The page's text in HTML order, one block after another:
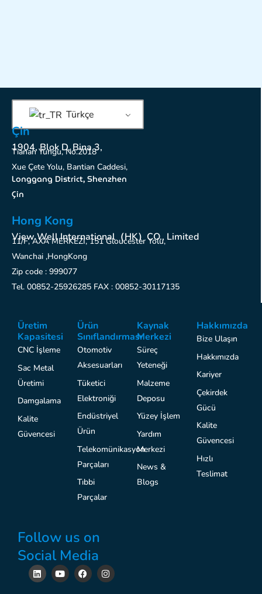
Türkçe
Çin
1904, Blok D, Bina 3,
Tianan Yungu, No.2018
Xue Çete Yolu, Bantian Caddesi,
Longgang District, Shenzhen
Çin
Hong Kong
View Well International（HK）CO., Limited
11/F, AXA MERKEZİ, 151 Gloucester Yolu,
Wanchai ,HongKong
Zip code : 999077
Tel. 00852-25926285 FAX : 00852-30117135
Üretim
Kapasitesi
CNC İşleme
Sac Metal
Üretimi
Damgalama
Kalite
Güvencesi
Ürün
Sınıflandırması
Otomotiv
Aksesuarları
Tüketici
Elektroniği
Endüstriyel
Ürün
Telekomünikasyon
Parçaları
Tıbbi
Parçalar
Kaynak
Merkezi
Süreç
Yeteneği
Malzeme
Deposu
Yüzey İşlem
Yardım
Merkezi
News &
Blogs
Hakkımızda
Bize Ulaşın
Hakkımızda
Kariyer
Çekirdek
Gücü
Kalite
Güvencesi
Hızlı
Teslimat
Follow us on
Social Media
L
i
n
Y
o
u
F
a
c
I
n
s